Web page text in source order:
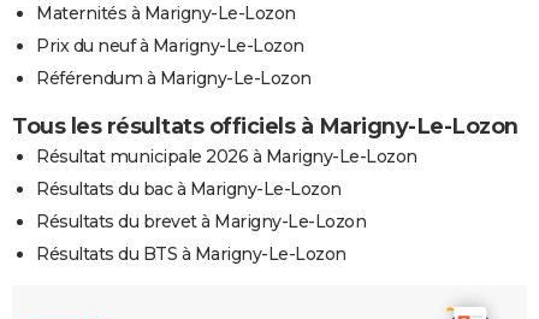
Maternités à Marigny-Le-Lozon
Prix du neuf à Marigny-Le-Lozon
Référendum à Marigny-Le-Lozon
Tous les résultats officiels à Marigny-Le-Lozon
Résultat municipale 2026 à Marigny-Le-Lozon
Résultats du bac à Marigny-Le-Lozon
Résultats du brevet à Marigny-Le-Lozon
Résultats du BTS à Marigny-Le-Lozon